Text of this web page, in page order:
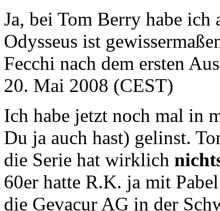
Ja, bei Tom Berry habe ich
Odysseus ist
Fecchi nach dem ersten
20. Mai 2008 (CEST)
Ich habe jetzt noch mal in
Du ja auch hast) gelinst.
die Serie hat wirklich
60er hatte R.K. ja mit
die Gevacur AG in der